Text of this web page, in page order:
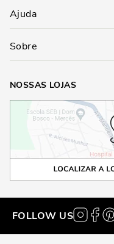
Ajuda
Sobre
NOSSAS LOJAS
FOLLOW US